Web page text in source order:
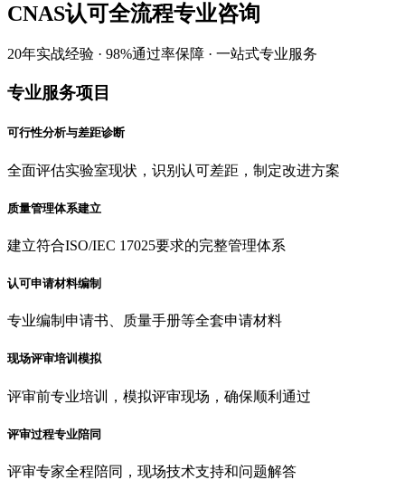
CNAS认可全流程专业咨询
20年实战经验 · 98%通过率保障 · 一站式专业服务
专业服务项目
可行性分析与差距诊断
全面评估实验室现状，识别认可差距，制定改进方案
质量管理体系建立
建立符合ISO/IEC 17025要求的完整管理体系
认可申请材料编制
专业编制申请书、质量手册等全套申请材料
现场评审培训模拟
评审前专业培训，模拟评审现场，确保顺利通过
评审过程专业陪同
评审专家全程陪同，现场技术支持和问题解答